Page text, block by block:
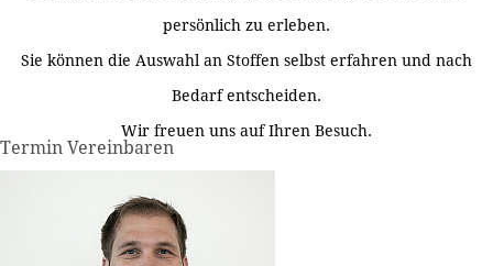
persönlich zu erleben.
Sie können die Auswahl an Stoffen selbst erfahren und nach
Bedarf entscheiden.
Wir freuen uns auf Ihren Besuch.
Termin Vereinbaren